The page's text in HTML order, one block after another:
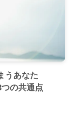
うあなた
の共通点